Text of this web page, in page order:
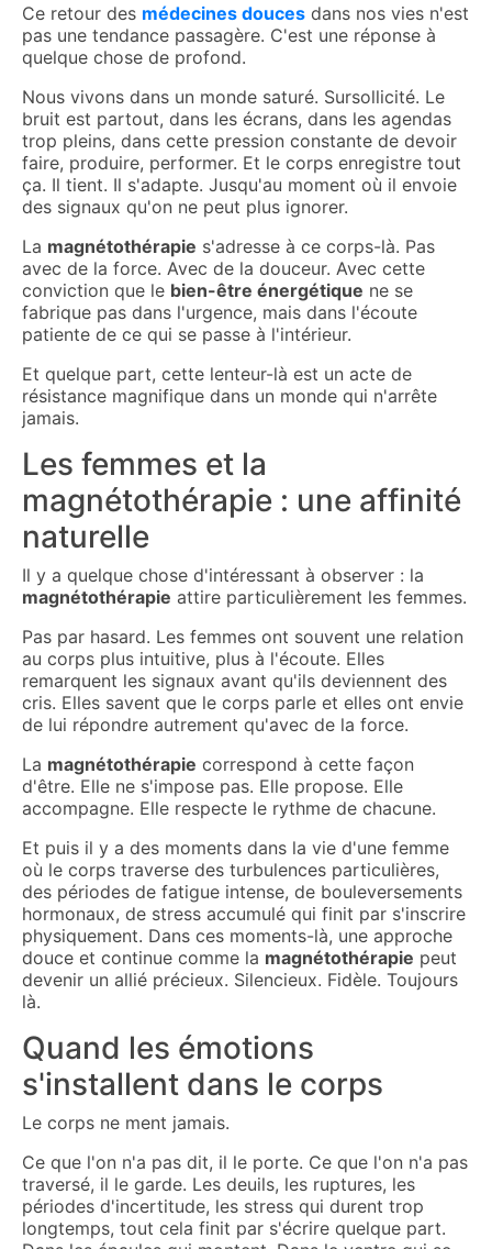
Ce retour des médecines douces dans nos vies n'est
pas une tendance passagère. C'est une réponse à
quelque chose de profond.
Nous vivons dans un monde saturé. Sursollicité. Le
bruit est partout, dans les écrans, dans les agendas
trop pleins, dans cette pression constante de devoir
faire, produire, performer. Et le corps enregistre tout
ça. Il tient. Il s'adapte. Jusqu'au moment où il envoie
des signaux qu'on ne peut plus ignorer.
La magnétothérapie s'adresse à ce corps-là. Pas
avec de la force. Avec de la douceur. Avec cette
conviction que le bien-être énergétique ne se
fabrique pas dans l'urgence, mais dans l'écoute
patiente de ce qui se passe à l'intérieur.
Et quelque part, cette lenteur-là est un acte de
résistance magnifique dans un monde qui n'arrête
jamais.
Les femmes et la
magnétothérapie : une affinité
naturelle
Il y a quelque chose d'intéressant à observer : la
magnétothérapie attire particulièrement les femmes.
Pas par hasard. Les femmes ont souvent une relation
au corps plus intuitive, plus à l'écoute. Elles
remarquent les signaux avant qu'ils deviennent des
cris. Elles savent que le corps parle et elles ont envie
de lui répondre autrement qu'avec de la force.
La magnétothérapie correspond à cette façon
d'être. Elle ne s'impose pas. Elle propose. Elle
accompagne. Elle respecte le rythme de chacune.
Et puis il y a des moments dans la vie d'une femme
où le corps traverse des turbulences particulières,
des périodes de fatigue intense, de bouleversements
hormonaux, de stress accumulé qui finit par s'inscrire
physiquement. Dans ces moments-là, une approche
douce et continue comme la magnétothérapie peut
devenir un allié précieux. Silencieux. Fidèle. Toujours
là.
Quand les émotions
s'installent dans le corps
Le corps ne ment jamais.
Ce que l'on n'a pas dit, il le porte. Ce que l'on n'a pas
traversé, il le garde. Les deuils, les ruptures, les
périodes d'incertitude, les stress qui durent trop
longtemps, tout cela finit par s'écrire quelque part.